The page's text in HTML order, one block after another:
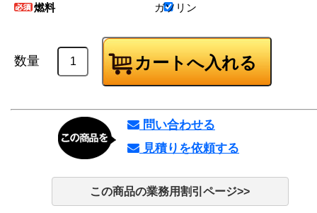
燃料
ガソリン
数量
問い合わせる
見積りを依頼する
この商品の業務用割引ページ>>